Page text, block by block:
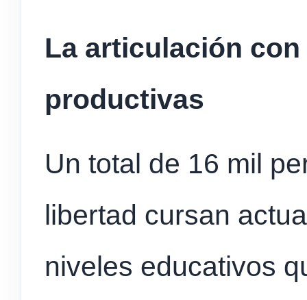
La articulación
productivas
Un total de 16 mil
libertad cursan
niveles educativos